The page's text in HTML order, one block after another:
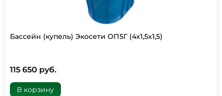
Бассейн (купель) Экосети ОП5Г (4х1,5х1,5)
115 650 руб.
В корзину